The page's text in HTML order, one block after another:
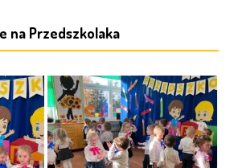
na Przedszkolaka